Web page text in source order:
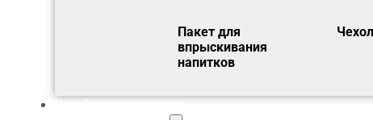
Пакет для
впрыскивания
напитков